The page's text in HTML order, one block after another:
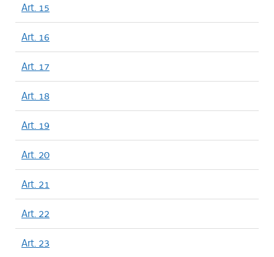
Art. 15
Art. 16
Art. 17
Art. 18
Art. 19
Art. 20
Art. 21
Art. 22
Art. 23